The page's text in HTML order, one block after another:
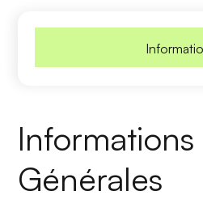
Informations
Générales